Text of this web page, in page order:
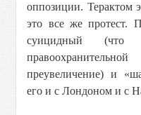
оппозиции. Терактом
это все же протест.
суицидный (что
преувеличение) и
его и с Лондоном и с